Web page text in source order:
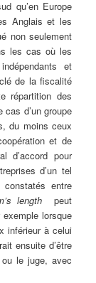
qu’en Europe
Anglais et les
non seulement
les cas où les
et
de la fiscalité
répartition des
d’un groupe
du moins ceux
et de
d’accord pour
d’un tel
entre
length peut
lorsque
inférieur à celui
ensuite d’être
ou le juge, avec